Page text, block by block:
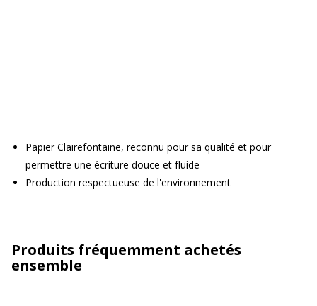
Papier Clairefontaine, reconnu pour sa qualité et pour
permettre une écriture douce et fluide
Production respectueuse de l'environnement
Produits fréquemment achetés
ensemble